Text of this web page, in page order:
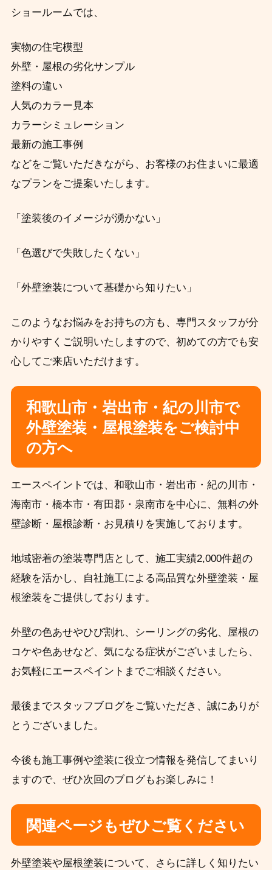
ショールームでは、
実物の住宅模型
外壁・屋根の劣化サンプル
塗料の違い
人気のカラー見本
カラーシミュレーション
最新の施工事例
などをご覧いただきながら、お客様のお住まいに最適
なプランをご提案いたします。
「塗装後のイメージが湧かない」
「色選びで失敗したくない」
「外壁塗装について基礎から知りたい」
このようなお悩みをお持ちの方も、専門スタッフが分
かりやすくご説明いたしますので、初めての方でも安
心してご来店いただけます。
和歌山市・岩出市・紀の川市で
外壁塗装・屋根塗装をご検討中
の方へ
エースペイントでは、和歌山市・岩出市・紀の川市・
海南市・橋本市・有田郡・泉南市を中心に、無料の外
壁診断・屋根診断・お見積りを実施しております。
地域密着の塗装専門店として、施工実績2,000件超の
経験を活かし、自社施工による高品質な外壁塗装・屋
根塗装をご提供しております。
外壁の色あせやひび割れ、シーリングの劣化、屋根の
コケや色あせなど、気になる症状がございましたら、
お気軽にエースペイントまでご相談ください。
最後までスタッフブログをご覧いただき、誠にありが
とうございました。
今後も施工事例や塗装に役立つ情報を発信してまいり
ますので、ぜひ次回のブログもお楽しみに！
関連ページもぜひご覧ください
外壁塗装や屋根塗装について、さらに詳しく知りたい